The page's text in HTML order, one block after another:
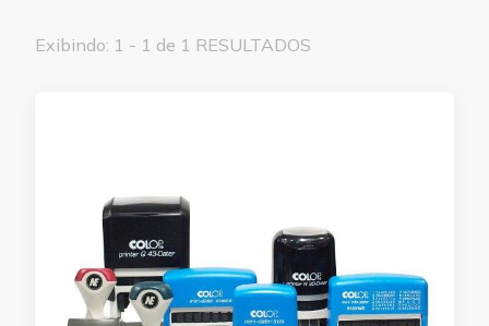
Exibindo: 1 - 1 de 1 RESULTADOS